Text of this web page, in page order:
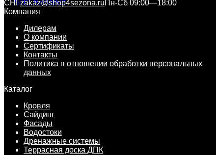
СНГzakaz@shop4sezona.ruПн-Сб 09:00—18:00
Компания
Дилерам
О компании
Сертификаты
Контакты
Политика в отношении обработки персональных
данных
Каталог
Кровля
Сайдинг
Фасады
Водостоки
Дренажные системы
Террасная доска ДПК